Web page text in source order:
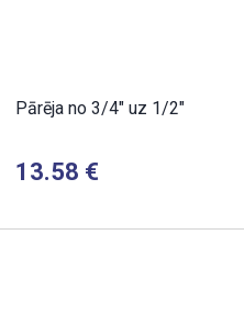
Pārēja no 3/4" uz 1/2"
13.58